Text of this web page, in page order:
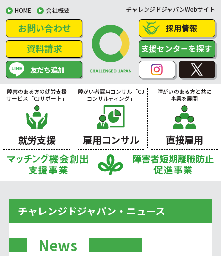
HOME 会社概要 チャレンジドジャパンWebサイト
お問い合わせ
資料請求
友だち追加
採用情報
支援センターを探す
障害のある方の就労支援
サービス「CJサポート」
就労支援
障がい者雇用コンサル「CJ
コンサルティング」
雇用コンサル
障がいのある方と共に
事業を展開
直接雇用
チャレンジドジャパン・ニュース
News